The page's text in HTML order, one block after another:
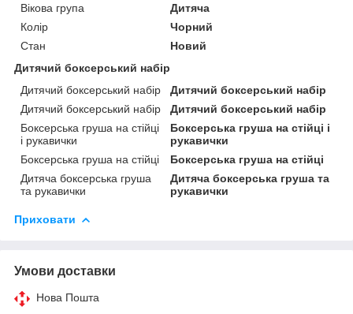
Вікова група
Дитяча
Колір
Чорний
Стан
Новий
Дитячий боксерський набір
Дитячий боксерський набір
Дитячий боксерський набір
Дитячий боксерський набір
Дитячий боксерський набір
Боксерська груша на стійці
і рукавички
Боксерська груша на стійці і
рукавички
Боксерська груша на стійці
Боксерська груша на стійці
Дитяча боксерська груша
та рукавички
Дитяча боксерська груша та
рукавички
Приховати
Умови доставки
Нова Пошта